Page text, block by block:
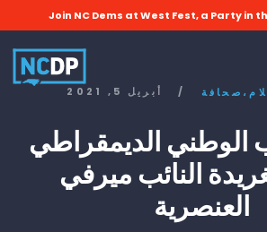
Join NC Dems at West Fest, a Party in
أبريل 5, 2021 / صحافة،
الوطني الديمقراطي
النائب ميرفي
العنصرية